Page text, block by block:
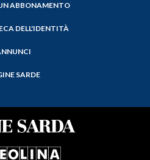
ABBONAMENTO
DELL'IDENTITÀ
SARDE